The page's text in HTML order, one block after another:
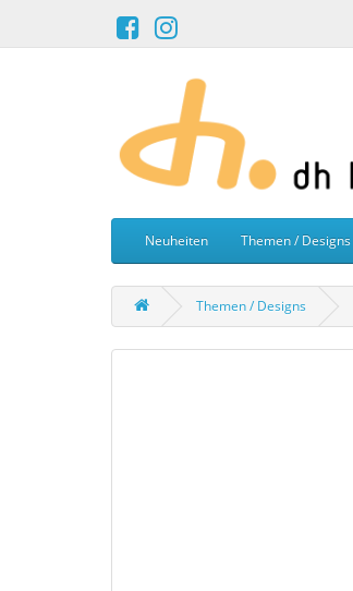
Neuheiten Themen / Designs
Themen / Designs